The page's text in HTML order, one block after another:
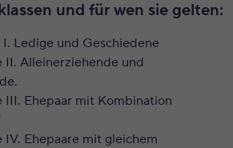
und für wen sie gelten:
I. Ledige und Geschiedene
II. Alleinerziehende und
III. Ehepaar mit Kombination
IV. Ehepaare mit gleichem